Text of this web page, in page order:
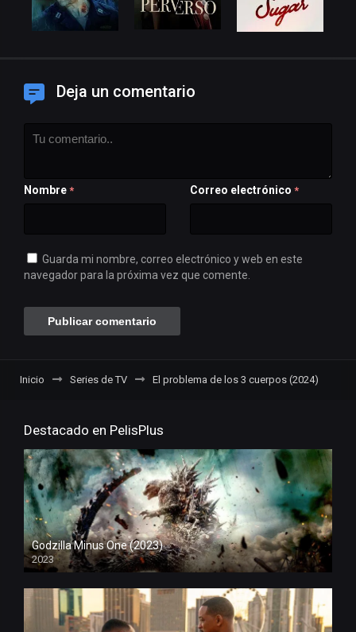
Deja un comentario
Nombre * Correo electrónico *
Guarda mi nombre, correo electrónico y web en este
navegador para la próxima vez que comente.
Inicio Series de TV El problema de los 3 cuerpos (2024)
Destacado en PelisPlus
Godzilla Minus One (2023)
2023